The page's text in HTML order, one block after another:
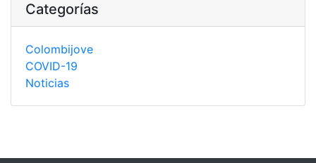
Categorías
Colombijove
COVID-19
Noticias